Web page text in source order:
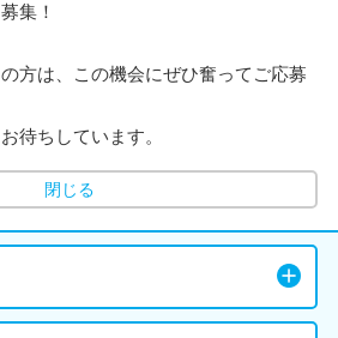
集！
方は、この機会にぜひ奮ってご応募
待ちしています。
閉じる